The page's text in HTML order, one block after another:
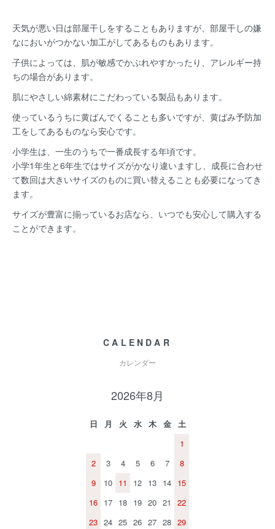
天気が悪い日は部屋干しをすることもありますが、部屋干しの嫌
なにおいがつかない加工がしてあるものもあります。
子供によっては、肌が敏感でかぶれやすかったり、アレルギー持
ちの場合があります。
肌にやさしい綿素材にこだわっている製品もあります。
使っているうちに黄ばんでくることも多いですが、黄ばみ予防加
工をしてあるものなら安心です。
小学生は、一生のうちで一番成長する年頃です。
小学1年生と6年生ではサイズがかなり違いますし、成長に合わせ
て数回は大きいサイズのものに買い替えることも必要になってき
ます。
サイズが豊富に揃っているお店なら、いつでも安心して購入する
ことができます。
CALENDAR
カレンダー
2026年8月
日 月 火 水 木 金
土
1
2
3 4 5 6 7
8
9
10 11 12 13 14 15
16 17 18 19 20 21
22
23 24 25 26 27 28 29